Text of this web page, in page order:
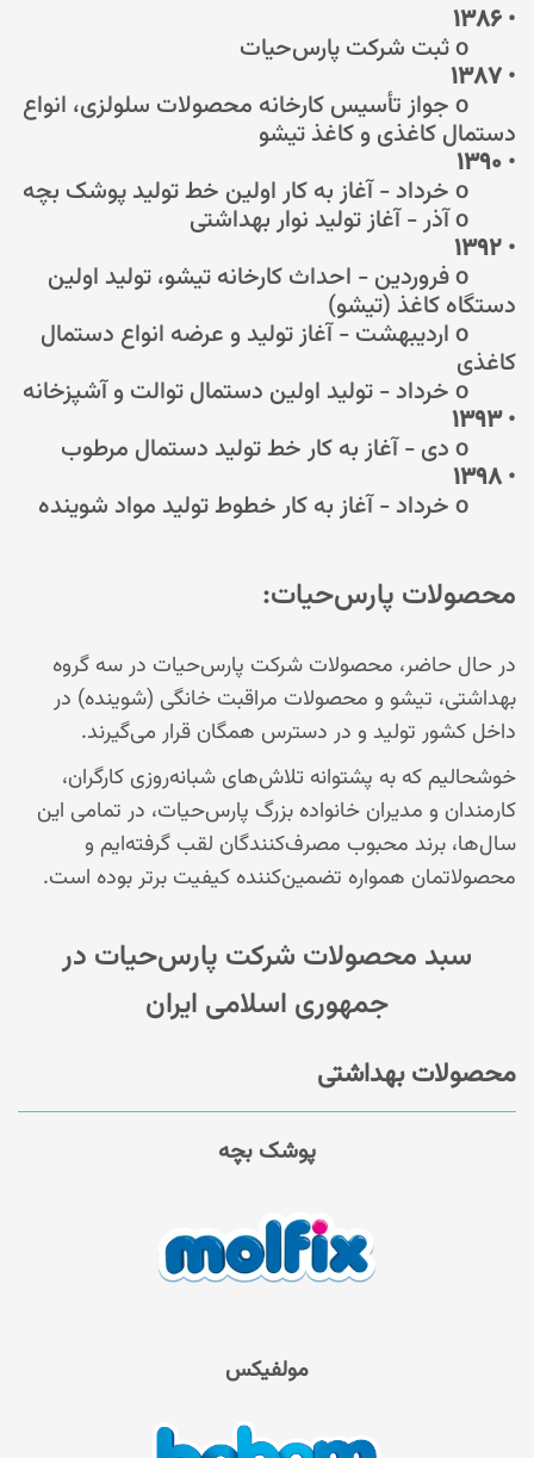
•۱۳۸۶
o ثبت شرکت پارس‌حیات
•۱۳۸۷
o جواز تأسیس کارخانه محصولات سلولزی، انواع
دستمال کاغذی و کاغذ تیشو
•۱۳۹۰
o خرداد - آغاز به کار اولین خط تولید پوشک بچه
o آذر - آغاز تولید نوار بهداشتی
•۱۳۹۲
o فروردین - احداث کارخانه تیشو، تولید اولین
دستگاه کاغذ (تیشو)
o اردیبهشت - آغاز تولید و عرضه انواع دستمال
کاغذی
o خرداد - تولید اولین دستمال توالت و آشپزخانه
•۱۳۹۳
o دی - آغاز به کار خط تولید دستمال مرطوب
•۱۳۹۸
o خرداد - آغاز به کار خطوط تولید مواد شوینده
محصولات پارس‌حیات:
در حال حاضر، محصولات شرکت پارس‌حیات در سه گروه
بهداشتی، تیشو و محصولات مراقبت خانگی (شوینده) در
داخل کشور تولید و در دسترس همگان قرار می‌گیرند.
خوشحالیم که به پشتوانه تلاش‌های شبانه‌روزی کارگران،
کارمندان و مدیران خانواده بزرگ پارس‌حیات، در تمامی این
سال‌ها، برند محبوب مصرف‌کنندگان لقب گرفته‌ایم و
محصولاتمان همواره تضمین‌کننده کیفیت برتر بوده است.
سبد محصولات شرکت پارس‌حیات در
جمهوری اسلامی ایران
محصولات بهداشتی
پوشک بچه
مولفیکس